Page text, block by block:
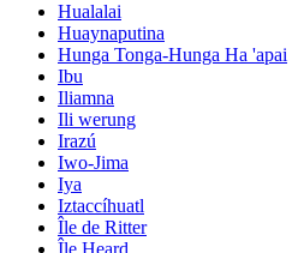
Hualalai
Huaynaputina
Hunga Tonga-Hunga Ha 'apai
Ibu
Iliamna
Ili werung
Irazú
Iwo-Jima
Iya
Iztaccíhuatl
Île de Ritter